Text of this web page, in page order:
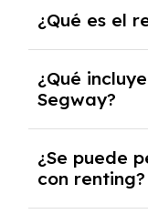
¿Qué es el
alquiler a
cuota mensual
durante un
generalmente
¿Qué
Segway?
seguro a todo
reparaciones,
carretera y
¿Se puede
con renting?